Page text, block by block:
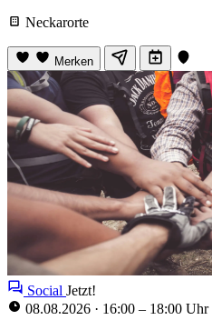
Neckarorte
Merken
Social Jetzt!
08.08.2026 · 16:00 – 18:00 Uhr